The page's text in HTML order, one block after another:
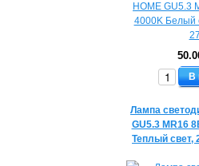
В
Лампа
GU5.3 MR16
Теплый свет,